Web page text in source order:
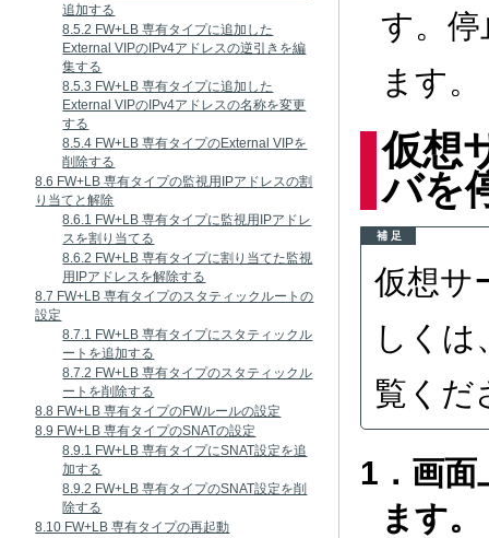
追加する
8.5.2 FW+LB 専有タイプに追加した
External VIPのIPv4アドレスの逆引きを編
集する
8.5.3 FW+LB 専有タイプに追加した
External VIPのIPv4アドレスの名称を変更
する
8.5.4 FW+LB 専有タイプのExternal VIPを
削除する
8.6 FW+LB 専有タイプの監視用IPアドレスの割
り当てと解除
8.6.1 FW+LB 専有タイプに監視用IPアドレ
スを割り当てる
8.6.2 FW+LB 専有タイプに割り当てた監視
用IPアドレスを解除する
8.7 FW+LB 専有タイプのスタティックルートの
設定
8.7.1 FW+LB 専有タイプにスタティックル
ートを追加する
8.7.2 FW+LB 専有タイプのスタティックル
ートを削除する
8.8 FW+LB 専有タイプのFWルールの設定
8.9 FW+LB 専有タイプのSNATの設定
8.9.1 FW+LB 専有タイプにSNAT設定を追
加する
8.9.2 FW+LB 専有タイプのSNAT設定を削
除する
8.10 FW+LB 専有タイプの再起動
す。
ます。
仮想
バを
補 足
仮想サ
しくは
覧くだ
1．画面
ます。